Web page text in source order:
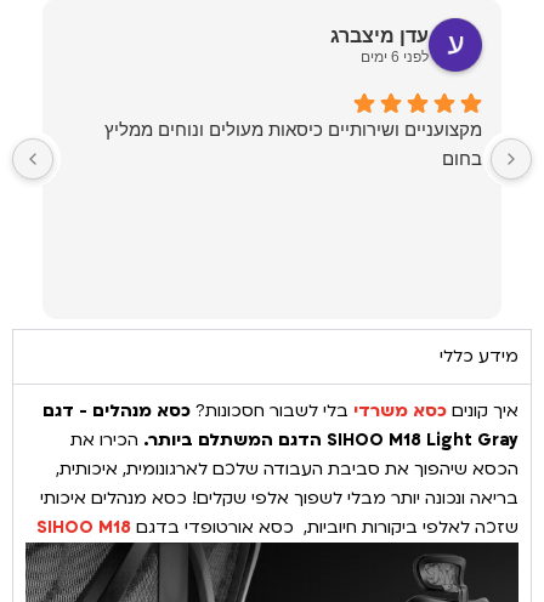
עדן מיצברג
לפני 6 ימים
מקצועניים ושירותיים כיסאות מעולים ונוחים ממליץ
בחום
מידע כללי
איך קונים כסא משרדי בלי לשבור חסכונות? כסא מנהלים - דגם
SIHOO M18 Light Gray הדגם המשתלם ביותר.
הכירו את
הכסא שיהפוך את סביבת העבודה שלכם לארגונומית, איכותית,
בריאה ונכונה יותר מבלי לשפוך אלפי שקלים! כסא מנהלים איכותי
שזכה לאלפי ביקורות חיוביות, כסא אורטופדי בדגם SIHOO M18